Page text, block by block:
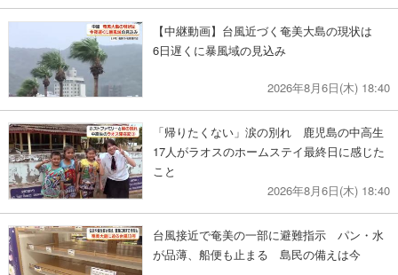
【中継動画】台風近づく奄美大島の現状は
6日遅くに暴風域の見込み
2026年8月6日(木) 18:40
「帰りたくない」涙の別れ 鹿児島の中高生
17人がラオスのホームステイ最終日に感じた
こと
2026年8月6日(木) 18:40
台風接近で奄美の一部に避難指示 パン・水
が品薄、船便も止まる 島民の備えは今